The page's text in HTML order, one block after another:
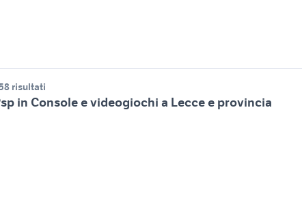
risultati
in Console e videogiochi a Lecce e provincia